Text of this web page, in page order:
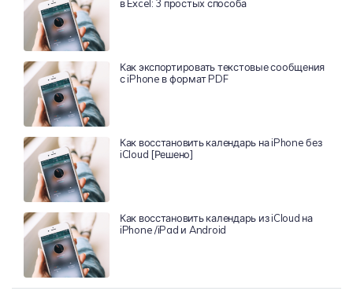
в Excel: 3 простых способа
Как экспортировать текстовые сообщения
с iPhone в формат PDF
Как восстановить календарь на iPhone без
iCloud [Решено]
Как восстановить календарь из iCloud на
iPhone /iPad и Android